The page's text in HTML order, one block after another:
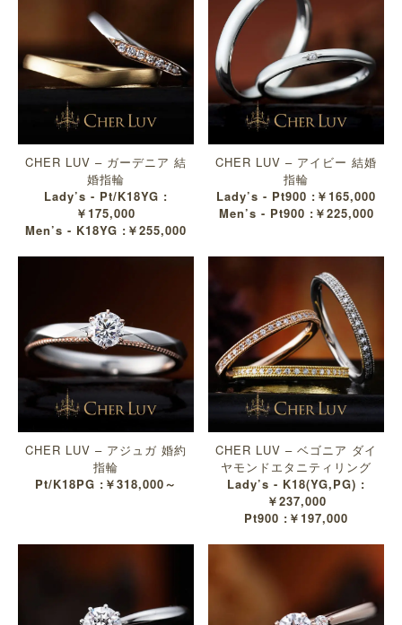
CHER LUV – ガーデニア 結
婚指輪
Lady’s - Pt/K18YG :
￥175,000
Men’s - K18YG :￥255,000
CHER LUV – アイビー 結婚
指輪
Lady’s - Pt900 :￥165,000
Men’s - Pt900 :￥225,000
CHER LUV – アジュガ 婚約
指輪
Pt/K18PG :￥318,000～
CHER LUV – ベゴニア ダイ
ヤモンドエタニティリング
Lady’s - K18(YG,PG) :
￥237,000
Pt900 :￥197,000